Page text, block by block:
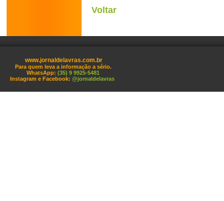
Voltar
www.jornaldelavras.com.br
Para quem leva a informação a sério.
WhatsApp: (35) 9 9925-5481
Instagram e Facebook: @jornaldelavras